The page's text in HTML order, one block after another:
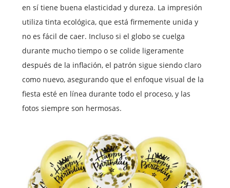
en sí tiene buena elasticidad y dureza. La impresión
utiliza tinta ecológica, que está firmemente unida y
no es fácil de caer. Incluso si el globo se cuelga
durante mucho tiempo o se colide ligeramente
después de la inflación, el patrón sigue siendo claro
como nuevo, asegurando que el enfoque visual de la
fiesta esté en línea durante todo el proceso, y las
fotos siempre son hermosas.